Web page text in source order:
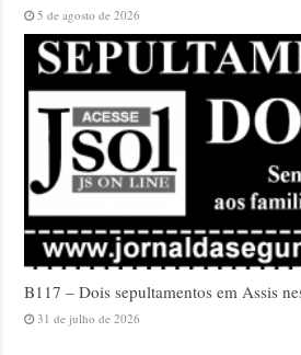
5 de agosto de 2026
B117 – Dois sepultamentos em Assis
31 de julho de 2026